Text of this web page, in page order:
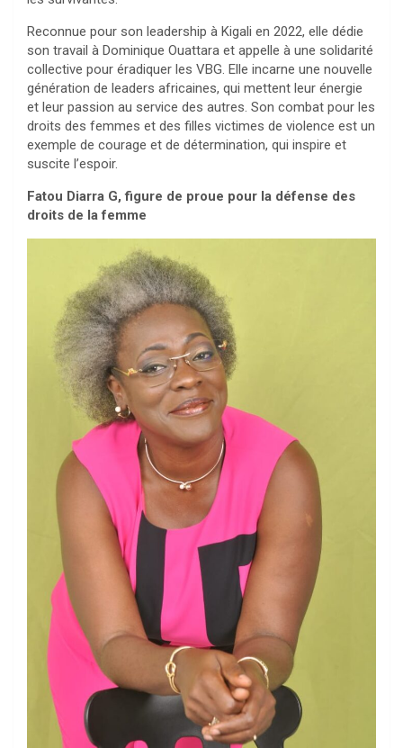
Reconnue pour son leadership à Kigali en 2022, elle dédie
son travail à Dominique Ouattara et appelle à une solidarité
collective pour éradiquer les VBG. Elle incarne une nouvelle
génération de leaders africaines, qui mettent leur énergie
et leur passion au service des autres. Son combat pour les
droits des femmes et des filles victimes de violence est un
exemple de courage et de détermination, qui inspire et
suscite l’espoir.
Fatou Diarra G, figure de proue pour la défense des
droits de la femme